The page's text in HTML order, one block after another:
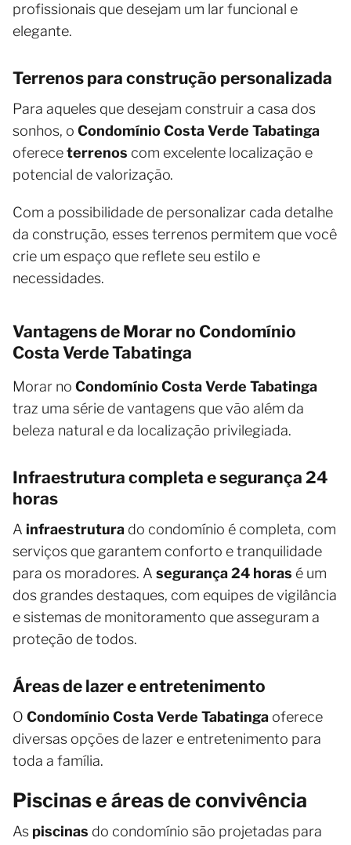
profissionais que desejam um lar funcional e
elegante.
Terrenos para construção personalizada
Para aqueles que desejam construir a casa dos
sonhos, o Condomínio Costa Verde Tabatinga
ofereceterrenos com excelente localização e
potencial de valorização.
Com a possibilidade de personalizar cada detalhe
da construção, esses terrenos permitem que você
crie um espaço que reflete seu estilo e
necessidades.
Vantagens de Morar no Condomínio
Costa Verde Tabatinga
Morar no Condomínio Costa Verde Tabatinga
traz uma série de vantagens que vão além da
beleza natural e da localização privilegiada.
Infraestrutura completa e segurança 24
horas
A infraestrutura do condomínio é completa, com
serviços que garantem conforto e tranquilidade
para os moradores. A segurança 24 horas é um
dos grandes destaques, com equipes de vigilância
e sistemas de monitoramento que asseguram a
proteção de todos.
Áreas de lazer e entretenimento
O Condomínio Costa Verde Tabatinga oferece
diversas opções de lazer e entretenimento para
toda a família.
Piscinas e áreas de convivência
As piscinas do condomínio são projetadas para